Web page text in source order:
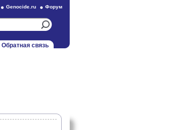
Genocide.ru Форум
Обратная связь